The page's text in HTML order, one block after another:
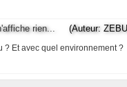
rien... (Auteur:
? Et avec quel environnement ?